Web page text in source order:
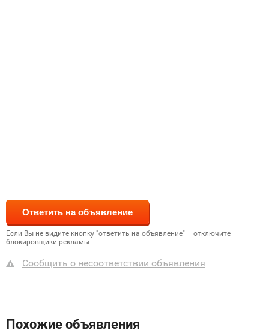
Если Вы не видите кнопку "ответить на объявление" – отключите
блокировщики рекламы
Сообщить о несоответствии объявления
Похожие объявления